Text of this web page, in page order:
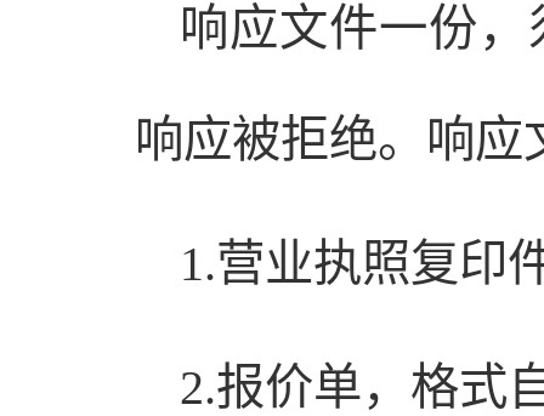
响应文件一份
响应被拒绝。响
1.营业执照复印
2.报价单，格式